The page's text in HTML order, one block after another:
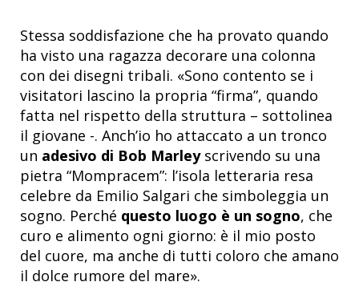
Stessa soddisfazione che ha provato quando
ha visto una ragazza decorare una colonna
con dei disegni tribali. «Sono contento se i
visitatori lascino la propria “firma”, quando
fatta nel rispetto della struttura – sottolinea
il giovane -. Anch’io ho attaccato a un tronco
un adesivo di Bob Marleyscrivendo su una
pietra “Mompracem”: l’isola letteraria resa
celebre da Emilio Salgari che simboleggia un
sogno. Perché questo luogo è un sogno, che
curo e alimento ogni giorno: è il mio posto
del cuore, ma anche di tutti coloro che amano
il dolce rumore del mare».